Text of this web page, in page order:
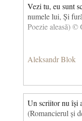
Vezi tu, eu sunt
numele lui, Și
Poezie aleasă) ©
Aleksandr Blok
Un scriitor nu își
(Romancierul și